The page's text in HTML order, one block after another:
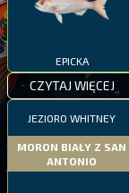
EPICKA
CZYTAJ WIĘCEJ
JEZIORO WHITNEY
MORON BIAŁY Z SAN
ANTONIO